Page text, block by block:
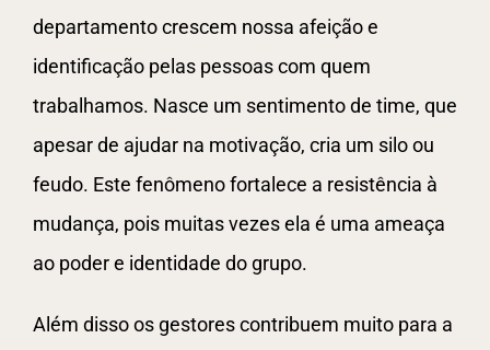
departamento crescem nossa afeição e
identificação pelas pessoas com quem
trabalhamos. Nasce um sentimento de time, que
apesar de ajudar na motivação, cria um silo ou
feudo. Este fenômeno fortalece a resistência à
mudança, pois muitas vezes ela é uma ameaça
ao poder e identidade do grupo.
Além disso os gestores contribuem muito para a